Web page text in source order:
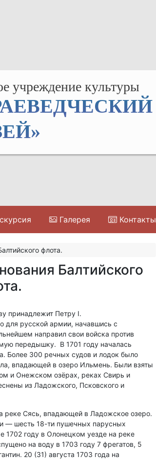
учреждение культуры
Галерея Контакты
флота.
Балтийского
принадлежит Петру I.
для русской армии, начавшись с
направил свои войска против
передышку. В 1701 году началась
Более 300 речных судов и лодок было
впадающей в озеро Ильмень. Были взяты
и Онежском озёрах, реках Свирь и
из Ладожского, Псковского и
реке Сясь, впадающей в Ладожское озеро.
— шесть 18-ти пушечных парусных
1702 году в Олонецком уезде на реке
на воду в 1703 году 7 фрегатов, 5
20 (31) августа 1703 года на